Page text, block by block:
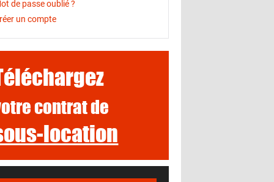
de passe oublié ?
un compte
contrat de
location